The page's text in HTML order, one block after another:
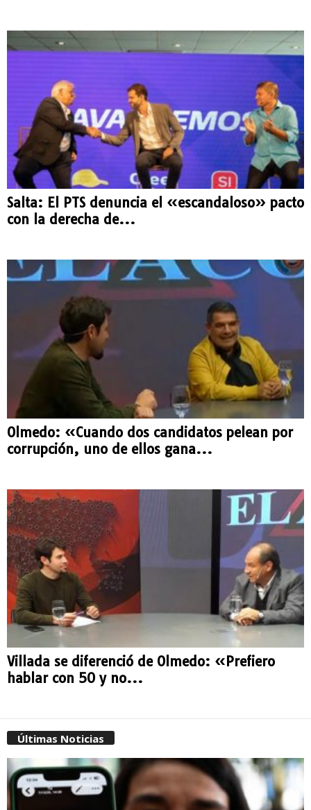
Salta: El PTS denuncia el «escandaloso» pacto
con la derecha de...
Olmedo: «Cuando dos candidatos pelean por
corrupción, uno de ellos gana...
Villada se diferenció de Olmedo: «Prefiero
hablar con 50 y no...
Últimas Noticias